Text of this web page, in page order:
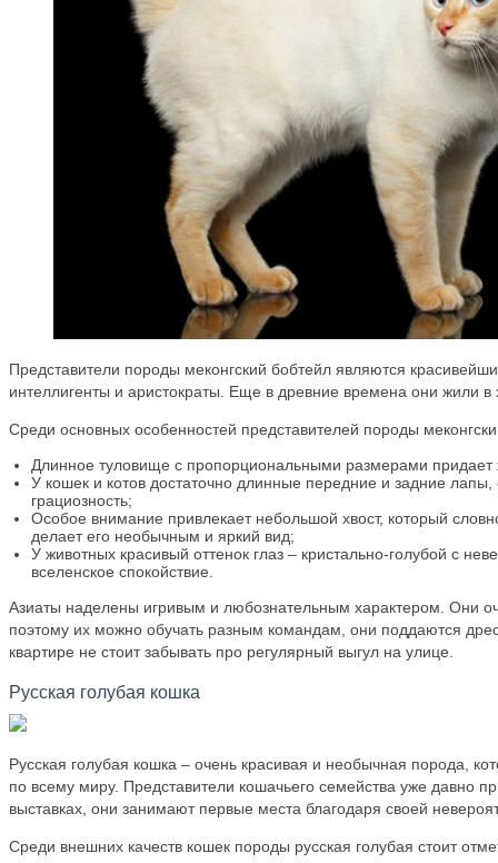
Представители породы меконгский бобтейл являются
интеллигенты и аристократы. Еще в древние времена они жили в
Среди основных особенностей представителей породы
Длинное туловище с пропорциональными размерами придает
У кошек и котов достаточно длинные передние и задние
грациозность;
Особое внимание привлекает небольшой хвост, который
делает его необычным и яркий вид;
У животных красивый оттенок глаз – кристально-голубой с
вселенское спокойствие.
Азиаты наделены игривым и любознательным характером. Они
поэтому их можно обучать разным командам, они поддаются
квартире не стоит забывать про регулярный выгул на улице.
Русская голубая кошка
Русская голубая кошка – очень красивая и необычная порода,
по всему миру. Представители кошачьего семейства уже давно
выставках, они занимают первые места благодаря своей
Среди внешних качеств кошек породы русская голубая стоит